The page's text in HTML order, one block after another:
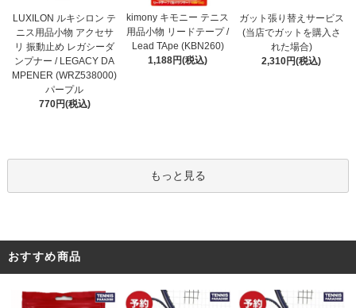
LUXILON ルキシロン テ
ニス用品小物 アクセサ
リ 振動止め レガシーダ
ンプナー / LEGACY DA
MPENER (WRZ538000)
パープル
770円(税込)
kimony キモニー テニス
用品小物 リードテープ /
Lead TApe (KBN260)
1,188円(税込)
ガット張り替えサービス
(当店でガットを購入さ
れた場合)
2,310円(税込)
もっと見る
おすすめ商品